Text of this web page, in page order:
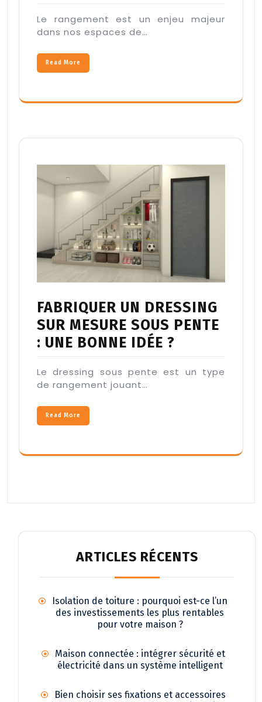
Le rangement est un enjeu majeur
dans nos espaces de…
Read More
FABRIQUER UN DRESSING
SUR MESURE SOUS PENTE
: UNE BONNE IDÉE ?
Le dressing sous pente est un type
de rangement jouant…
Read More
ARTICLES RÉCENTS
Isolation de toiture : pourquoi est-ce l’un
des investissements les plus rentables
pour votre maison ?
Maison connectée : intégrer sécurité et
électricité dans un système intelligent
Bien choisir ses fixations et accessoires